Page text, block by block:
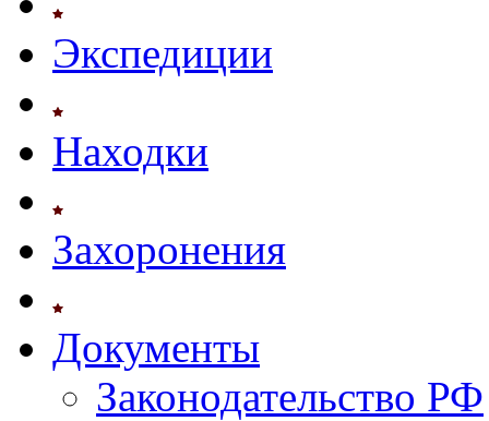
Экспедиции
Находки
Захоронения
Документы
Законодательство РФ